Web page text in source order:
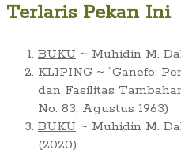
Terlaris Pekan Ini
BUKU ~ Muhidin M.
KLIPING ~ “Ganefo:
dan Fasilitas
No. 83, Agustus 1963)
BUKU ~ Muhidin M.
(2020)